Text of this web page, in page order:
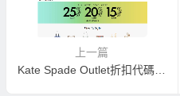
上一篇
Kate Spade Outlet折扣代碼2026,凱特絲蓓美國官網夏季大促最高享額外75折促銷